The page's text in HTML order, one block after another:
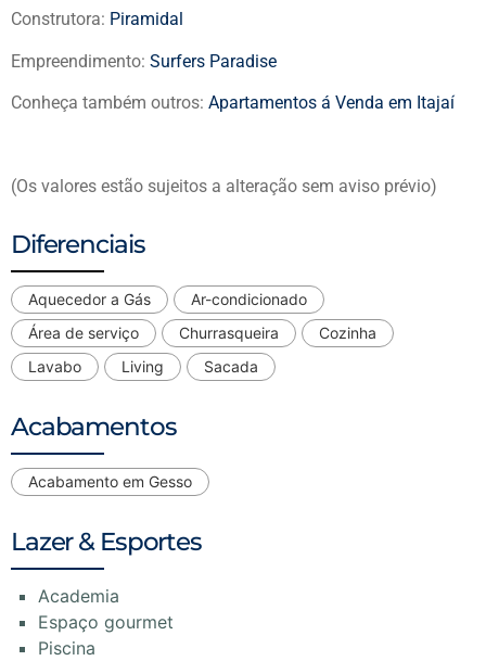
Construtora: Piramidal
Empreendimento: Surfers Paradise
Conheça também outros: Apartamentos á Venda em Itajaí
(Os valores estão sujeitos a alteração sem aviso prévio)
Diferenciais
Aquecedor a Gás
Ar-condicionado
Área de serviço
Churrasqueira
Cozinha
Lavabo
Living Sacada
Acabamentos
Acabamento em Gesso
Lazer & Esportes
Academia
Espaço gourmet
Piscina